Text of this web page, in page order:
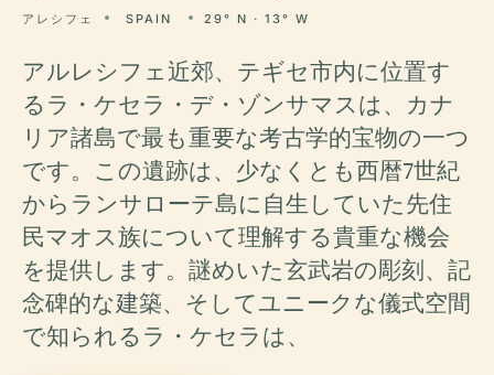
アレシフェ SPAIN 29° N · 13° W
アルレシフェ近郊、テギセ市内に位置す
るラ・ケセラ・デ・ゾンサマスは、カナ
リア諸島で最も重要な考古学的宝物の一つ
です。この遺跡は、少なくとも西暦7世紀
からランサローテ島に自生していた先住
民マオス族について理解する貴重な機会
を提供します。謎めいた玄武岩の彫刻、記
念碑的な建築、そしてユニークな儀式空間
で知られるラ・ケセラは、